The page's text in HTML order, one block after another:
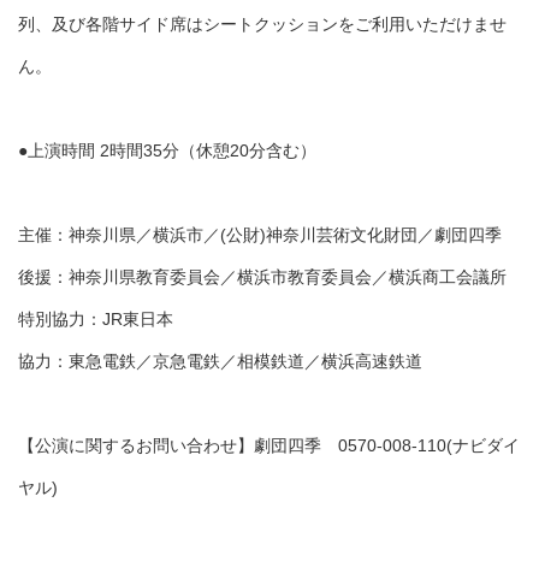
列、及び各階サイド席はシートクッションをご利用いただけませ
ん。
●上演時間 2時間35分（休憩20分含む）
主催：神奈川県／横浜市／(公財)神奈川芸術文化財団／劇団四季
後援：神奈川県教育委員会／横浜市教育委員会／横浜商工会議所
特別協力：JR東日本
協力：東急電鉄／京急電鉄／相模鉄道／横浜高速鉄道
【公演に関するお問い合わせ】劇団四季 0570-008-110(ナビダイ
ヤル)